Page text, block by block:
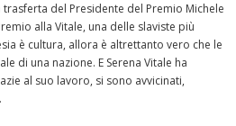
del Presidente del Premio Michele
alla Vitale, una delle slaviste più
è cultura, allora è altrettanto vero che le
di una nazione. E Serena Vitale ha
al suo lavoro, si sono avvicinati,